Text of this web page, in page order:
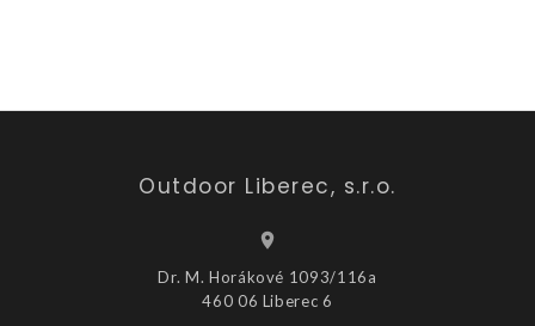
Outdoor Liberec, s.r.o.
Dr. M. Horákové 1093/116a
460 06 Liberec 6